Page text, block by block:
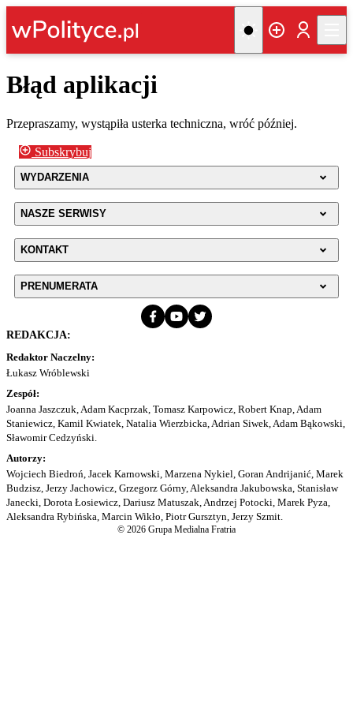
Błąd aplikacji
Przepraszamy, wystąpiła usterka techniczna, wróć później.
Subskrybuj
WYDARZENIA
NASZE SERWISY
KONTAKT
PRENUMERATA
REDAKCJA:
Redaktor Naczelny:
Łukasz Wróblewski
Zespół:
Joanna Jaszczuk, Adam Kacprzak, Tomasz Karpowicz, Robert Knap, Adam
Staniewicz, Kamil Kwiatek, Natalia Wierzbicka, Adrian Siwek, Adam Bąkowski,
Sławomir Cedzyński.
Autorzy:
Wojciech Biedroń, Jacek Karnowski, Marzena Nykiel, Goran Andrijanić, Marek
Budzisz, Jerzy Jachowicz, Grzegorz Górny, Aleksandra Jakubowska, Stanisław
Janecki, Dorota Łosiewicz, Dariusz Matuszak, Andrzej Potocki, Marek Pyza,
Aleksandra Rybińska, Marcin Wikło, Piotr Gursztyn, Jerzy Szmit.
© 2026 Grupa Medialna Fratria